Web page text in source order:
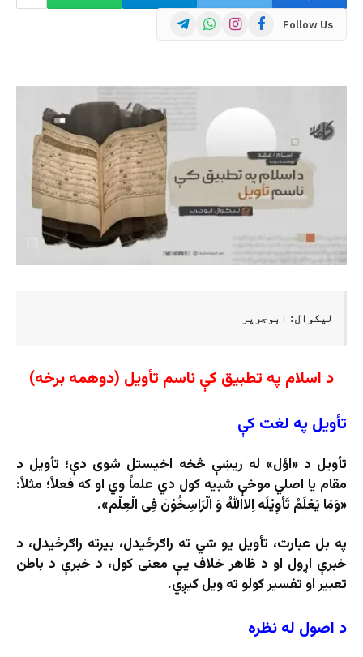
Follow Us
Facebook
Instagram
WhatsApp
Telegram
لیکوال: ابوجریر
د اسلام په تطبیق کې ناسم تأویل (دوهمه برخه)
تأویل په لغت کې
تأویل د «اؤل» له ریښې څخه اخیستل شوی دې؛ تأویل د
مقام یا اصلي موخې شبیه کول دي علماً وي او که فعلاً؛ مثلاً:
«وَمَا یَعْلَمُ تَأوِیْلَه اِلااللهُ وَ الّرَاسِخُوْنَ فِی الْعِلْم».
په بل عبارت، تأویل یو شي ته راګرځیدل، بیرته راګرځیدل، د
خبرې اړول او د ظاهر خلاف یې معنی کول، د خبرې د باطن
تعبیر او تفسیر کولو ته ویل کیږي.
د اصول له نظره